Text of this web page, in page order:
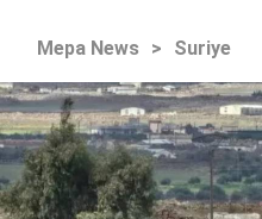
Mepa News > Suriye